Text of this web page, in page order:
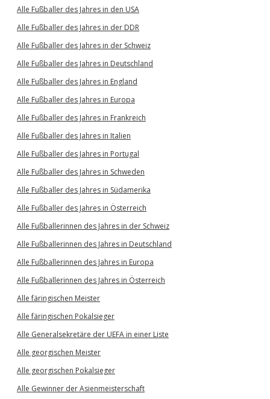
Alle Fußballer des Jahres in den USA
Alle Fußballer des Jahres in der DDR
Alle Fußballer des Jahres in der Schweiz
Alle Fußballer des Jahres in Deutschland
Alle Fußballer des Jahres in England
Alle Fußballer des Jahres in Europa
Alle Fußballer des Jahres in Frankreich
Alle Fußballer des Jahres in Italien
Alle Fußballer des Jahres in Portugal
Alle Fußballer des Jahres in Schweden
Alle Fußballer des Jahres in Südamerika
Alle Fußballer des Jahres in Österreich
Alle Fußballerinnen des Jahres in der Schweiz
Alle Fußballerinnen des Jahres in Deutschland
Alle Fußballerinnen des Jahres in Europa
Alle Fußballerinnen des Jahres in Österreich
Alle färingischen Meister
Alle färingischen Pokalsieger
Alle Generalsekretäre der UEFA in einer Liste
Alle georgischen Meister
Alle georgischen Pokalsieger
Alle Gewinner der Asienmeisterschaft